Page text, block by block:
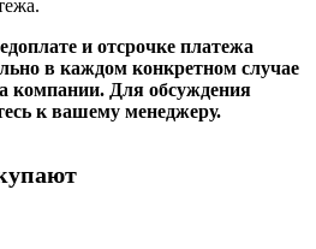
и отсрочке платежа
в каждом конкретном случае
компании. Для обсуждения
к вашему менеджеру.